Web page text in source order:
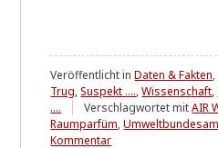
Veröffentlicht inDaten & Fakten,
Trug,Suspekt ....,Wissenschaft,
....
Verschlagwortet mitAIR
Raumparfüm,
Kommentarzu